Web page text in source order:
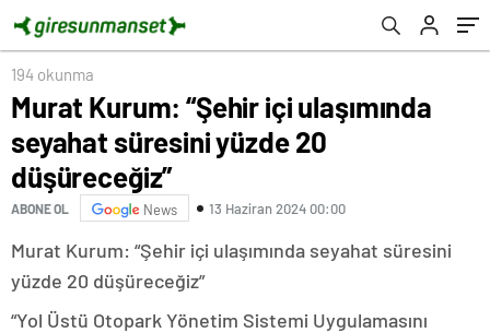
194 okunma
Murat Kurum: “Şehir içi ulaşımında
seyahat süresini yüzde 20
düşüreceğiz”
ABONE OL News 13 Haziran 2024 00:00
Murat Kurum: “Şehir içi ulaşımında seyahat süresini
yüzde 20 düşüreceğiz”
“Yol Üstü Otopark Yönetim Sistemi Uygulamasını